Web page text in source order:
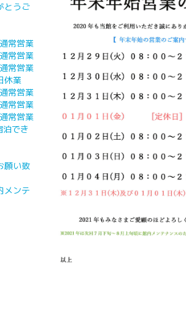
とうご
常営業
常営業
常営業
業
常営業
常営業
常営業
でき
願い致
メンテ